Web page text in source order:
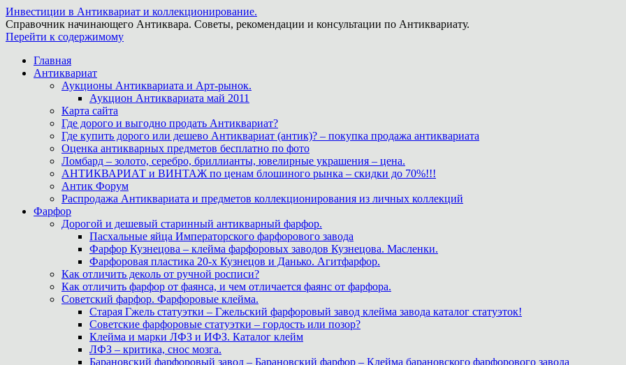
Инвестиции в Антиквариат и коллекционирование.
Справочник начинающего Антиквара. Советы, рекомендации и консультации по Антиквариату.
Перейти к содержимому
Главная
Антиквариат
Аукционы Антиквариата и Арт-рынок.
Аукцион Антиквариата май 2011
Карта сайта
Где дорого и выгодно продать Антиквариат?
Где купить дорого или дешево Антиквариат (антик)? – покупка продажа антиквариата
Оценка антикварных предметов бесплатно по фото
Ломбард – золото, серебро, бриллианты, ювелирные украшения – цена.
АНТИКВАРИАТ и ВИНТАЖ по ценам блошиного рынка – скидки до 70%!!!
Антик Форум
Распродажа Антиквариата и предметов коллекционирования из личных коллекций
Фарфор
Дорогой и дешевый старинный антикварный фарфор.
Пасхальные яйца Императорского фарфорового завода
Фарфор Кузнецова – клейма фарфоровых заводов Кузнецова. Масленки.
Фарфоровая пластика 20-х Кузнецов и Данько. Агитфарфор.
Как отличить деколь от ручной росписи?
Как отличить фарфор от фаянса, и чем отличается фаянс от фарфора.
Советский фарфор. Фарфоровые клейма.
Старая Гжель статуэтки – Гжельский фарфоровый завод клейма завода каталог статуэток!
Советские фарфоровые статуэтки – гордость или позор?
Клейма и марки ЛФЗ и ИФЗ. Каталог клейм
ЛФЗ – критика, снос мозга.
Барановский фарфоровый завод – Барановский фарфор – Клейма барановского фарфорового завода